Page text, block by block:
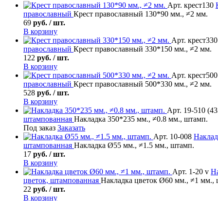
Арт. крест130
православный Крест православный 130*90 мм., ≠2 мм.
69 руб. / шт.
В корзину
Арт. крест330
православный Крест православный 330*150 мм., ≠2 мм.
122 руб. / шт.
В корзину
Арт. крест500
православный Крест православный 500*330 мм., ≠2 мм.
528 руб. / шт.
В корзину
Арт. 19-510
штампованная Накладка 350*235 мм., ≠0.8 мм., штамп.
Под заказ Заказать
Арт. 10-008
штампованная Накладка Ø55 мм., ≠1.5 мм., штамп.
17 руб. / шт.
В корзину
Арт. 1-20 v
цветок, штампованная Накладка цветок Ø60 мм., ≠1 мм.,
22 руб. / шт.
В корзину